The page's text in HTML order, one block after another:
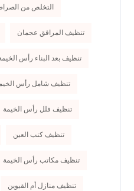
التخلص من
تنظيف المرافق عجمان
تنظيف بعد البناء رأس
تنظيف شامل رأس
تنظيف فلل رأس الخيمة
تنظيف كنب العين
تنظيف مكاتب رأس الخيمة
تنظيف منازل أم القيوين